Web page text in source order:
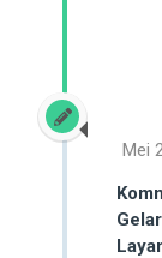
Mei